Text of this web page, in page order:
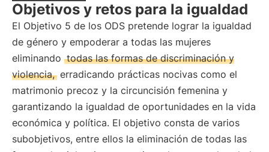
Objetivos y retos para la igualdad
El Objetivo 5 de los ODS pretende lograr la igualdad
de género y empoderar a todas las mujeres
eliminando todas las formas de discriminación y
violencia, erradicando prácticas nocivas como el
matrimonio precoz y la circuncisión femenina y
garantizando la igualdad de oportunidades en la vida
económica y política. El objetivo consta de varios
subobjetivos, entre ellos la eliminación de todas las